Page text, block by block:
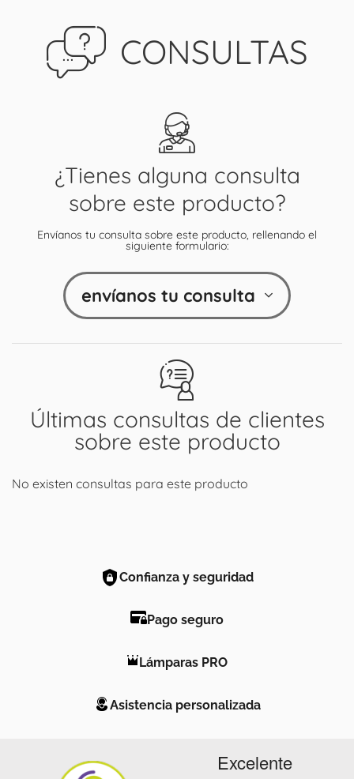
CONSULTAS
Últimas consultas de clientes
sobre este producto
No existen consultas para este producto
¿Tienes alguna consulta
sobre este producto?
Envíanos tu consulta sobre este producto, rellenando el
siguiente formulario:
envíanos tu consulta
Confianza y seguridad
Pago seguro
Lámparas PRO
Asistencia personalizada
Excelente